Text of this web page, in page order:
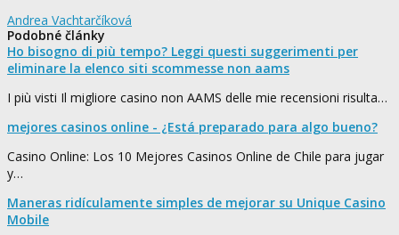
Andrea Vachtarčíková
Podobné články
Ho bisogno di più tempo? Leggi questi suggerimenti per
eliminare la elenco siti scommesse non aams
I più visti Il migliore casino non AAMS delle mie recensioni risulta…
mejores casinos online - ¿Está preparado para algo bueno?
Casino Online: Los 10 Mejores Casinos Online de Chile para jugar
y…
Maneras ridículamente simples de mejorar su Unique Casino
Mobile